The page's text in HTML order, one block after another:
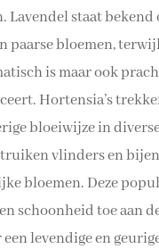
staat bekend
paarse bloemen,
is maar ook
Hortensia’s
bloeiwijze in
vlinders en
bloemen. Deze
schoonheid toe aan
levendige en